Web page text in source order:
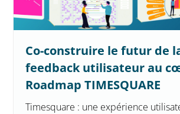
Co-construire le futur de
feedback utilisateur au
Roadmap TIMESQUARE
Timesquare : une expérience